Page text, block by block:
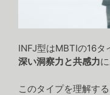
INFJ型はMBTIの16タ
深い洞察力と共感力
このタイプを理解す